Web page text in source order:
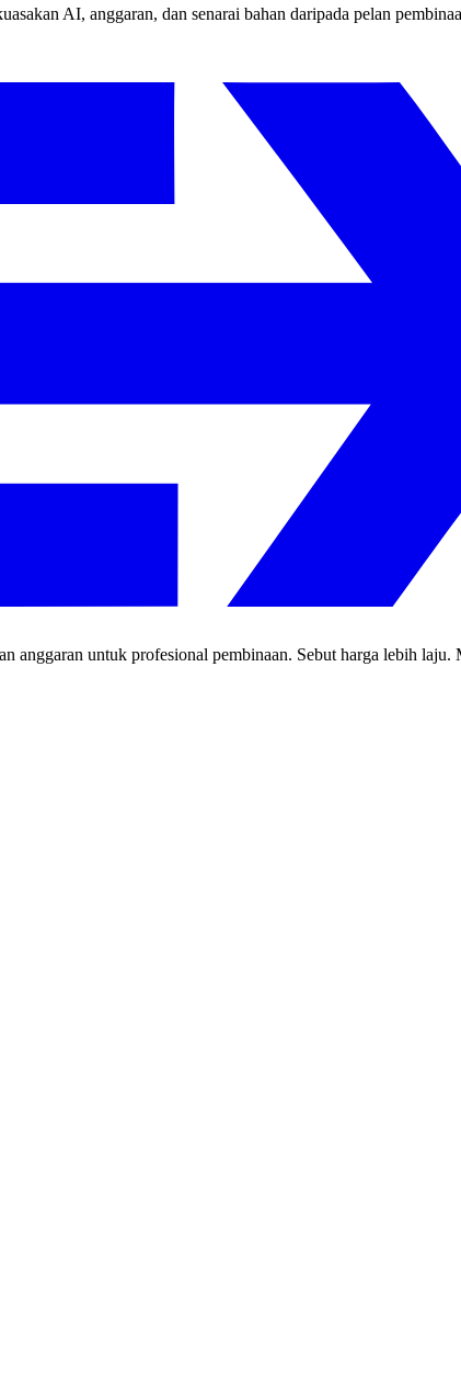
AI, anggaran, dan senarai bahan daripada pelan
anggaran untuk profesional pembinaan. Sebut harga lebih laju.